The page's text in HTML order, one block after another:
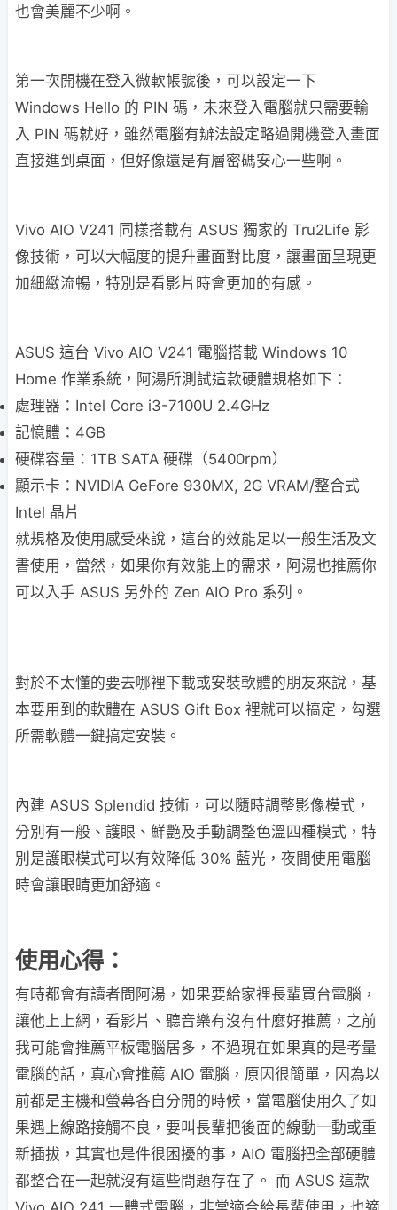
也會美麗不少啊。
第一次開機在登入微軟帳號後，可以設定一下
Windows Hello 的 PIN 碼，未來登入電腦就只需要輸
入 PIN 碼就好，雖然電腦有辦法設定略過開機登入畫面
直接進到桌面，但好像還是有層密碼安心一些啊。
Vivo AIO V241 同樣搭載有 ASUS 獨家的 Tru2Life 影
像技術，可以大幅度的提升畫面對比度，讓畫面呈現更
加細緻流暢，特別是看影片時會更加的有感。
ASUS 這台 Vivo AIO V241 電腦搭載 Windows 10
Home 作業系統，阿湯所測試這款硬體規格如下：
處理器：Intel Core i3-7100U 2.4GHz
記憶體：4GB
硬碟容量：1TB SATA 硬碟（5400rpm）
顯示卡：NVIDIA GeFore 930MX, 2G VRAM/整合式
Intel 晶片
就規格及使用感受來說，這台的效能足以一般生活及文
書使用，當然，如果你有效能上的需求，阿湯也推薦你
可以入手 ASUS 另外的 Zen AIO Pro 系列。
對於不太懂的要去哪裡下載或安裝軟體的朋友來說，基
本要用到的軟體在 ASUS Gift Box 裡就可以搞定，勾選
所需軟體一鍵搞定安裝。
內建 ASUS Splendid 技術，可以隨時調整影像模式，
分別有一般、護眼、鮮艷及手動調整色溫四種模式，特
別是護眼模式可以有效降低 30% 藍光，夜間使用電腦
時會讓眼睛更加舒適。
使用心得：
有時都會有讀者問阿湯，如果要給家裡長輩買台電腦，
讓他上上網，看影片、聽音樂有沒有什麼好推薦，之前
我可能會推薦平板電腦居多，不過現在如果真的是考量
電腦的話，真心會推薦 AIO 電腦，原因很簡單，因為以
前都是主機和螢幕各自分開的時候，當電腦使用久了如
果遇上線路接觸不良，要叫長輩把後面的線動一動或重
新插拔，其實也是件很困擾的事，AIO 電腦把全部硬體
都整合在一起就沒有這些問題存在了。 而 ASUS 這款